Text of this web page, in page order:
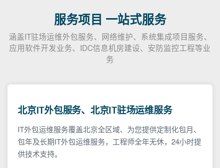
服务项目 一站式服务
涵盖IT驻场运维外包服务、网络维护、系统集成项目服务、
应用软件开发业务、IDC信息机房建设、安防监控工程等业
务
北京IT外包服务、北京IT驻场运维服务
IT外包运维服务覆盖北京全区域、为您提供定制化包月、
包年及长期IT外包运维服务，工程师全年无休，24小时提
供技术支持。